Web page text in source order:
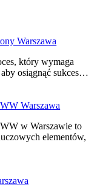
Warszawa
który wymaga
osiągnąć sukces…
Warszawa
w Warszawie to
elementów,